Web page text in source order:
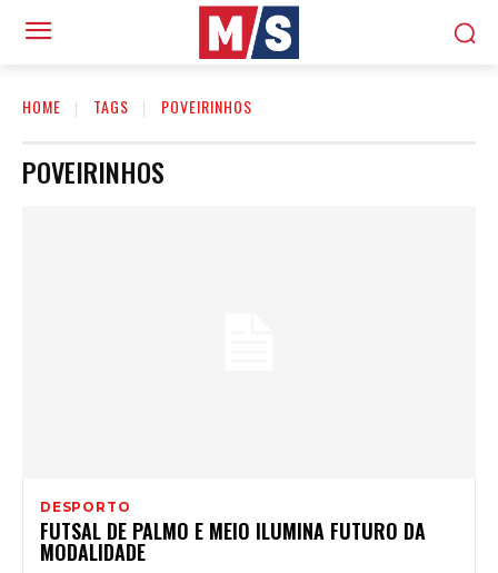
HOME TAGS POVEIRINHOS
POVEIRINHOS
DESPORTO
FUTSAL DE PALMO E MEIO ILUMINA FUTURO DA
MODALIDADE